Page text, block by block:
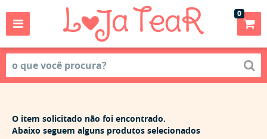
0
O item solicitado não foi encontrado.
Abaixo seguem alguns produtos selecionados